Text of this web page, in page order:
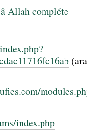
Allah compléte
index.php